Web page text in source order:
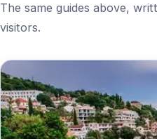
The same guides above,
visitors.